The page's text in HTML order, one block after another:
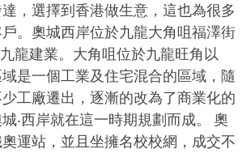
，選擇到香港做生意，這也為很多
。奧城西岸位於九龍大角咀福澤街
龍建業。大角咀位於九龍旺角以
是一個工業及住宅混合的區域，隨
工廠遷出，逐漸的改為了商業化的
‧西岸就在這一時期規劃而成。 奧
運站，並且坐擁名校校網，成交不